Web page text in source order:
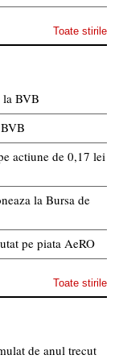
Toate stirile
la BVB
actiune de 0,17 lei
la Bursa de
pe piata AeRO
Toate stirile
de anul trecut